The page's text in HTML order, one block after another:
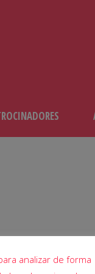
analizar de forma